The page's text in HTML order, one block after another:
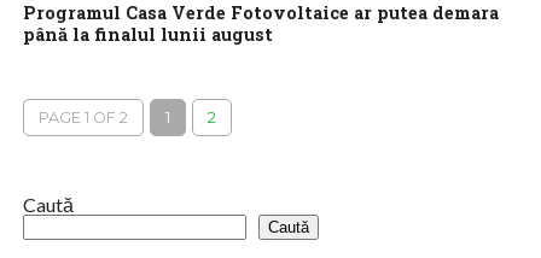
Programul Casa Verde Fotovoltaice ar putea demara
până la finalul lunii august
Administraţiei Fondului...
PAGE 1 OF 2 1 2
Caută
Caută